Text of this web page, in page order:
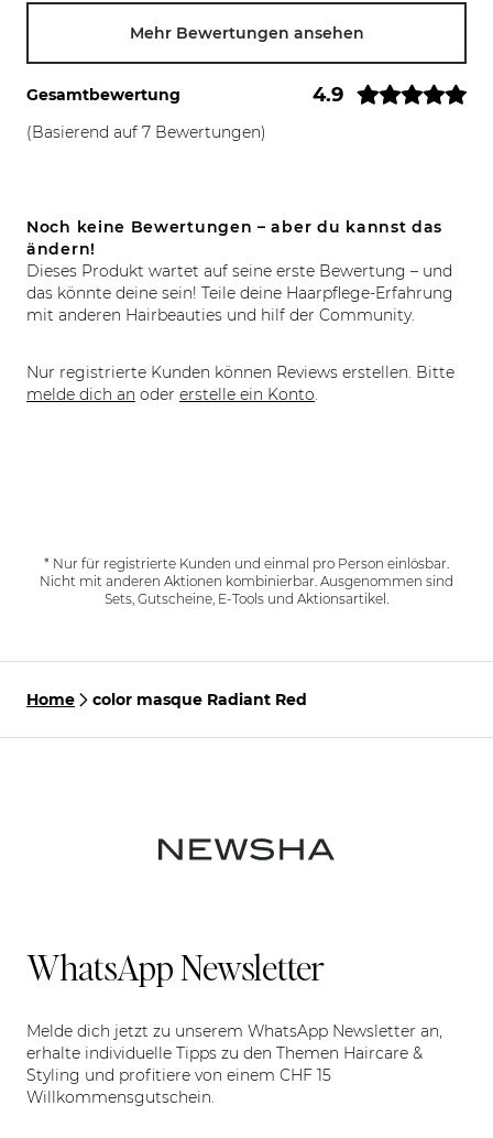
Mehr Bewertungen ansehen
Gesamtbewertung 4.9
(Basierend auf 7 Bewertungen)
Noch keine Bewertungen – aber du kannst das
ändern!
Dieses Produkt wartet auf seine erste Bewertung – und
das könnte deine sein! Teile deine Haarpflege-Erfahrung
mit anderen Hairbeauties und hilf der Community.
Nur registrierte Kunden können Reviews erstellen. Bitte
melde dich an oder erstelle ein Konto.
* Nur für registrierte Kunden und einmal pro Person einlösbar.
Nicht mit anderen Aktionen kombinierbar. Ausgenommen sind
Sets, Gutscheine, E-Tools und Aktionsartikel.
Home color masque Radiant Red
WhatsApp Newsletter
Melde dich jetzt zu unserem WhatsApp Newsletter an,
erhalte individuelle Tipps zu den Themen Haircare &
Styling und profitiere von einem CHF 15
Willkommensgutschein.